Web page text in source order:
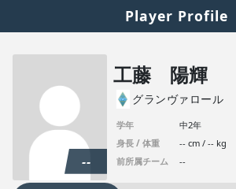
Player Profile
--
工藤 陽輝
グランヴァロール
学年
中2年
身長 / 体重
-- cm / -- kg
前所属チーム
--